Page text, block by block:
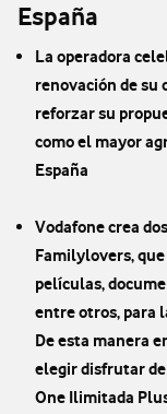
España
La operadora
renovación de su
reforzar su
como el mayor
España
Vodafone crea
Familylovers,
películas,
entre otros, para
De esta manera
elegir disfrutar
One Ilimitada